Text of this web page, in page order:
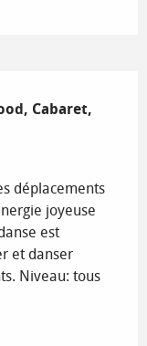
Cabaret,
déplacements
joyeuse
est
et danser
Niveau: tous